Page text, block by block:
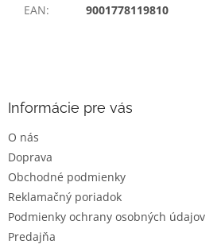
EAN: 9001778119810
Informácie pre vás
O nás
Doprava
Obchodné podmienky
Reklamačný poriadok
Podmienky ochrany osobných údajov
Predajňa